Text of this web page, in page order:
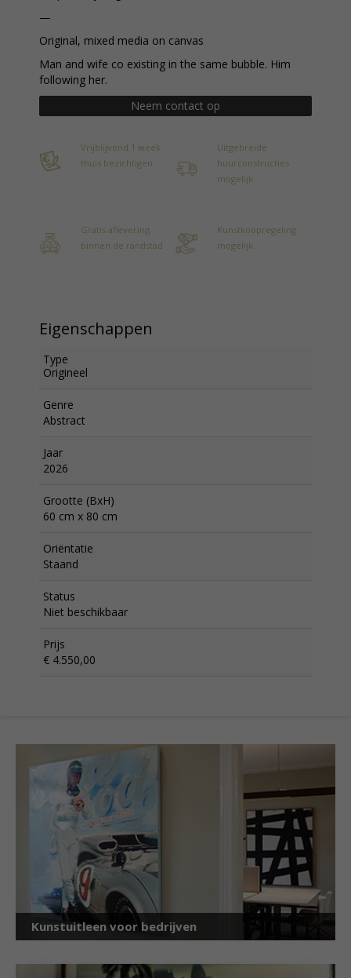
—
Original, mixed media on canvas
Man and wife co existing in the same bubble. Him
following her.
Neem contact op
Vrijblijvend 1 week
thuis bezichtigen
Uitgebreide
huurconstructies
mogelijk
Gratis aflevering
binnen de randstad
Kunstkoopregeling
mogelijk
Eigenschappen
Type
Origineel
Genre
Abstract
Jaar
2026
Grootte (BxH)
60 cm x 80 cm
Oriëntatie
Staand
Status
Niet beschikbaar
Prijs
€ 4.550,00
Kunstuitleen voor bedrijven